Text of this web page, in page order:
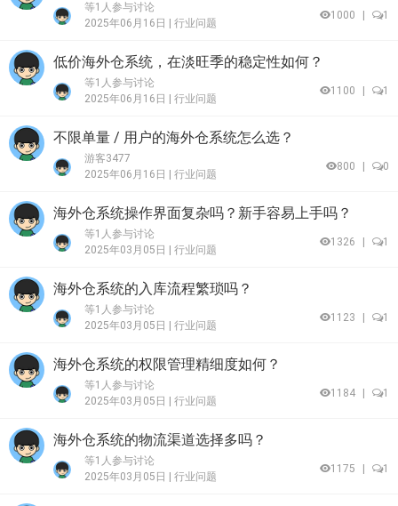
等1人参与讨论
2025年06月16日 | 行业问题
1000 1
低价海外仓系统，在淡旺季的稳定性如何？
等1人参与讨论
2025年06月16日 | 行业问题
1100 1
不限单量 / 用户的海外仓系统怎么选？
游客3477
2025年06月16日 | 行业问题
800 0
海外仓系统操作界面复杂吗？新手容易上手吗？
等1人参与讨论
2025年03月05日 | 行业问题
1326 1
海外仓系统的入库流程繁琐吗？
等1人参与讨论
2025年03月05日 | 行业问题
1123 1
海外仓系统的权限管理精细度如何？
等1人参与讨论
2025年03月05日 | 行业问题
1184 1
海外仓系统的物流渠道选择多吗？
等1人参与讨论
2025年03月05日 | 行业问题
1175 1